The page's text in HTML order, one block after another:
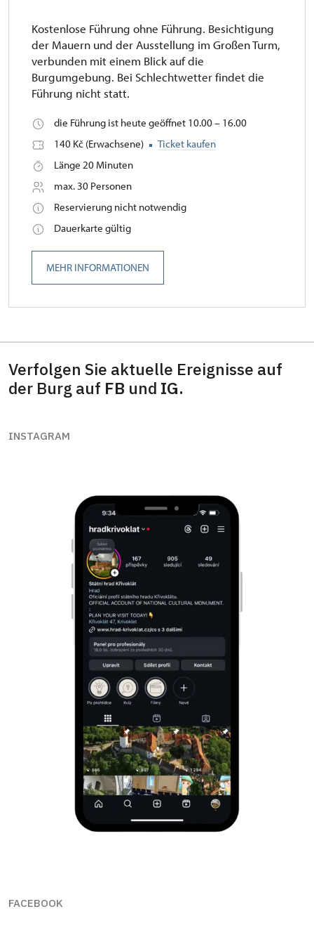
Kostenlose Führung ohne Führung. Besichtigung
der Mauern und der Ausstellung im Großen Turm,
verbunden mit einem Blick auf die
Burgumgebung. Bei Schlechtwetter findet die
Führung nicht statt.
die Führung ist heute geöffnet 10.00 – 16.00
140 Kč (Erwachsene)
Ticket kaufen
Länge 20 Minuten
max. 30 Personen
Reservierung nicht notwendig
Dauerkarte gültig
MEHR INFORMATIONEN
Verfolgen Sie aktuelle Ereignisse auf
der Burg auf FB und IG.
INSTAGRAM
FACEBOOK